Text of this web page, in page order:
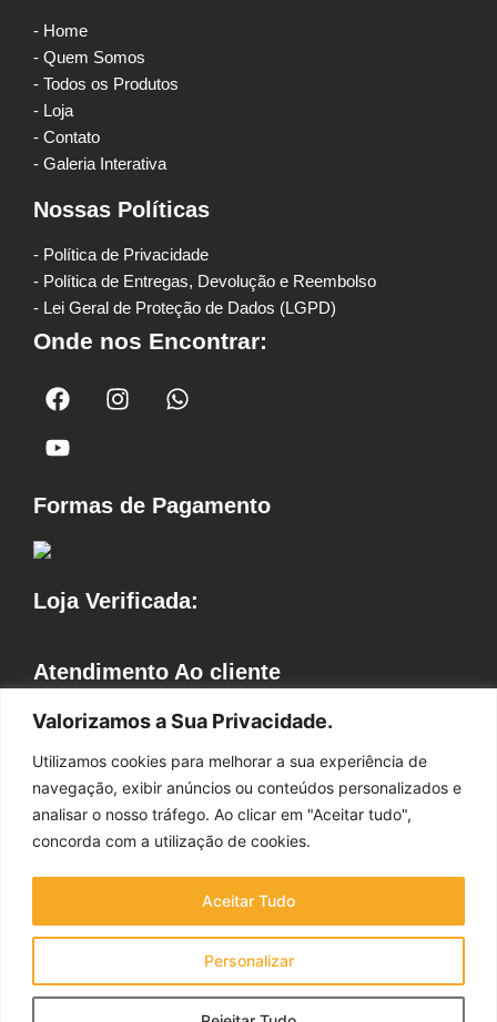
Valorizamos a Sua Privacidade.
Utilizamos cookies para melhorar a sua experiência de
navegação, exibir anúncios ou conteúdos personalizados e
analisar o nosso tráfego. Ao clicar em "Aceitar tudo",
concorda com a utilização de cookies.
Personalizar
Aceitar Tudo
- Home
- Quem Somos
- Todos os Produtos
- Loja
- Contato
- Galeria Interativa
Nossas Políticas
- Política de Privacidade
- Política de Entregas, Devolução e Reembolso
- Lei Geral de Proteção de Dados (LGPD)
Onde nos Encontrar:
Formas de Pagamento
Loja Verificada:
Atendimento Ao cliente
Horário de Atendimento
Segunda a Sexta 09hr às 18 hr
Contato: (41) 9 9732-2156
Whatsapp: (41) 9 9732-2156
E-mail: vendasdecoralle@gmail.com
©2026 Todos os direitos reservados. Feito com <3
Decoralle.com